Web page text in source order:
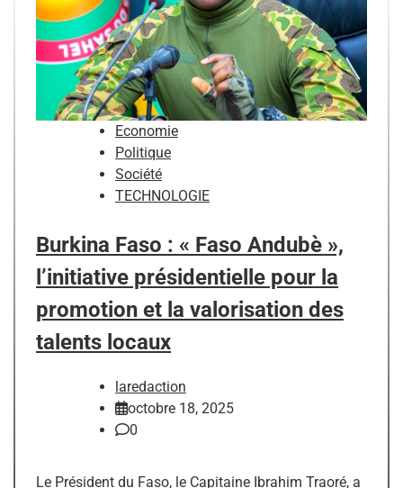
Economie
Politique
Société
TECHNOLOGIE
Burkina Faso : « Faso Andubè »,
l’initiative présidentielle pour la
promotion et la valorisation des
talents locaux
laredaction
octobre 18, 2025
0
Le Président du Faso, le Capitaine Ibrahim Traoré, a